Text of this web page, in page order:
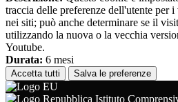
traccia delle preferenze dell'utente per
nei siti; può anche determinare se il
utilizzando la nuova o la vecchia
Youtube.
Durata: 6 mesi
Accetta tutti Salva le preferenze
Istituto